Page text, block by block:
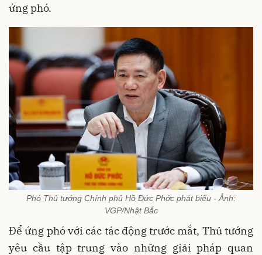
ứng phó.
Phó Thủ tướng Chính phủ Hồ Đức Phớc phát biểu - Ảnh:
VGP/Nhật Bắc
Để ứng phó với các tác động trước mắt, Thủ tướng
yêu cầu tập trung vào những giải pháp quan